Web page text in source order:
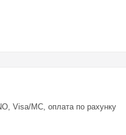
Visa/MC, оплата по рахунку